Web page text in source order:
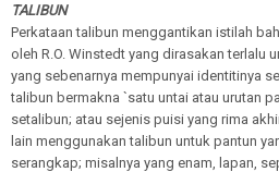
TALIBUN
Perkataan talibun menggantikan istilah
oleh R.O. Winstedt yang dirasakan terlalu
yang sebenarnya mempunyai identitinya
talibun bermakna `satu untai atau urutan
setalibun; atau sejenis puisi yang rima
lain menggunakan talibun untuk pantun
serangkap; misalnya yang enam, lapan,